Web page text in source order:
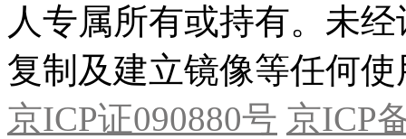
人专属所有或持有。未
复制及建立镜像等任何使
京ICP证090880号 京ICP